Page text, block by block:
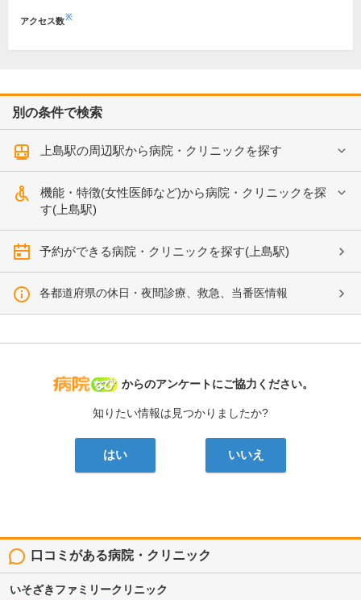
アクセス数※
別の条件で検索
上島駅の周辺駅から病院・クリニックを探す
機能・特徴(女性医師など)から病院・クリニックを探
す(上島駅)
予約ができる病院・クリニックを探す(上島駅)
各都道府県の休日・夜間診療、救急、当番医情報
病院なび
からのアンケートにご協力ください。
知りたい情報は見つかりましたか?
はい いいえ
口コミがある病院・クリニック
いそざきファミリークリニック